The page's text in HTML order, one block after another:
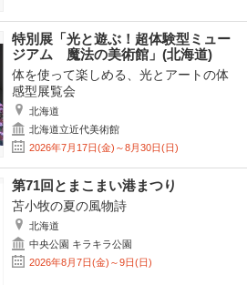
特別展「光と遊ぶ！超体験型ミュー
ジアム 魔法の美術館」(北海道)
体を使って楽しめる、光とアートの体
感型展覧会
北海道
北海道立近代美術館
2026年7月17日(金)～8月30日(日)
第71回とまこまい港まつり
苫小牧の夏の風物詩
北海道
中央公園 キラキラ公園
2026年8月7日(金)～9日(日)